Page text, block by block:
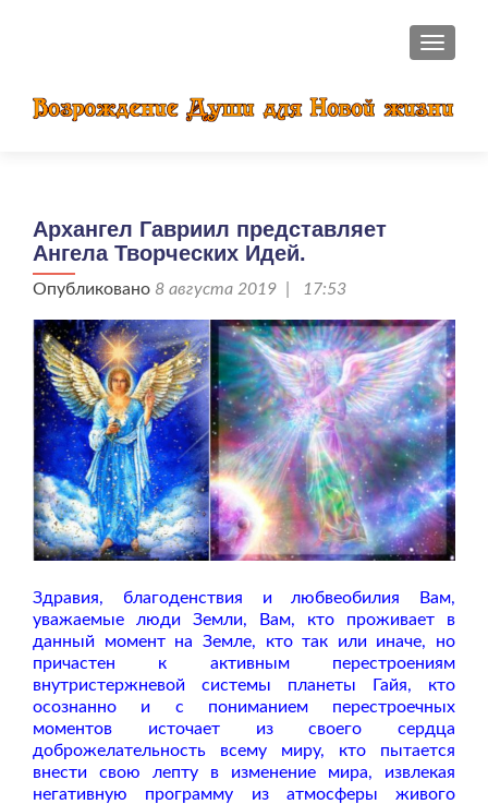
Архангел Гавриил представляет
Ангела Творческих Идей.
Опубликовано 8 августа 2019 | 17:53
Здравия, благоденствия и любвеобилия Вам,
уважаемые люди Земли, Вам, кто проживает в
данный момент на Земле, кто так или иначе, но
причастен к активным перестроениям
внутристержневой системы планеты Гайя, кто
осознанно и с пониманием перестроечных
моментов источает из своего сердца
доброжелательность всему миру, кто пытается
внести свою лепту в изменение мира, извлекая
негативную программу из атмосферы живого